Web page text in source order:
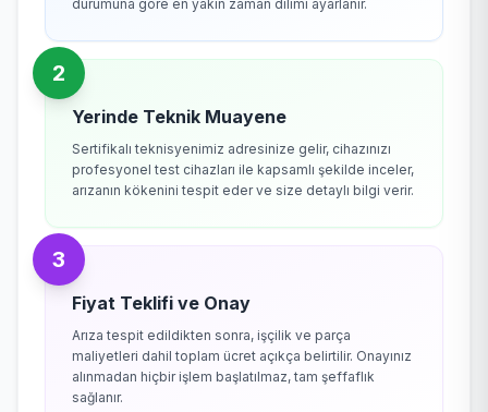
durumuna göre en yakın zaman dilimi ayarlanır.
2
Yerinde Teknik Muayene
Sertifikalı teknisyenimiz adresinize gelir, cihazınızı
profesyonel test cihazları ile kapsamlı şekilde inceler,
arızanın kökenini tespit eder ve size detaylı bilgi verir.
3
Fiyat Teklifi ve Onay
Arıza tespit edildikten sonra, işçilik ve parça
maliyetleri dahil toplam ücret açıkça belirtilir. Onayınız
alınmadan hiçbir işlem başlatılmaz, tam şeffaflık
sağlanır.